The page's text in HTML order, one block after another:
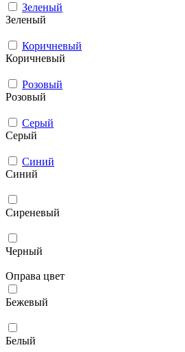
Зеленый
Зеленый
Коричневый
Коричневый
Розовый
Розовый
Серый
Серый
Синий
Синий
Сиреневый
Черный
Оправа цвет
Бежевый
Белый